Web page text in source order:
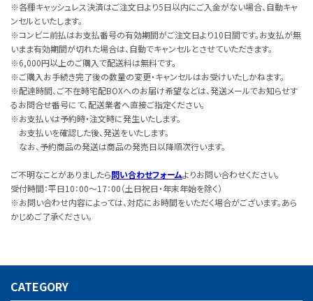
※各種キャッシュレス決済はご注文日より5日以内にご入金がない場合、自動キャ
ンセルといたします。
※コンビニ前払はお支払番号の有効期間がご注文日より10日間です。お支払が無
いまま有効期間が切れた場合は、自動でキャンセルとさせていただきます。
※6,000円以上のご購入で配送料は無料です。
※ご購入お手続き完了後の数量の変更・キャンセルはお受けいたしかねます。
※配達時間、ご不在時宅配BOXへのお届け希望などは、発送メールでお知らせす
るお問合せ番号にて、配送業者へ直接ご指定ください。
※お支払いは予約時・注文時に発生いたします。
お支払いを確認した後、発送をいたします。
なお、予約商品の発送は商品の発売日以降順次行います。
ご不明なことがありましたら問い合わせフォームよりお問い合わせください。
受付時間：平日10：00～17：00（土日祝日・年末年始を除く）
※お問い合わせ内容によっては、対応にお時間をいただく場合がございます。あら
かじめご了承ください。
CATEGORY